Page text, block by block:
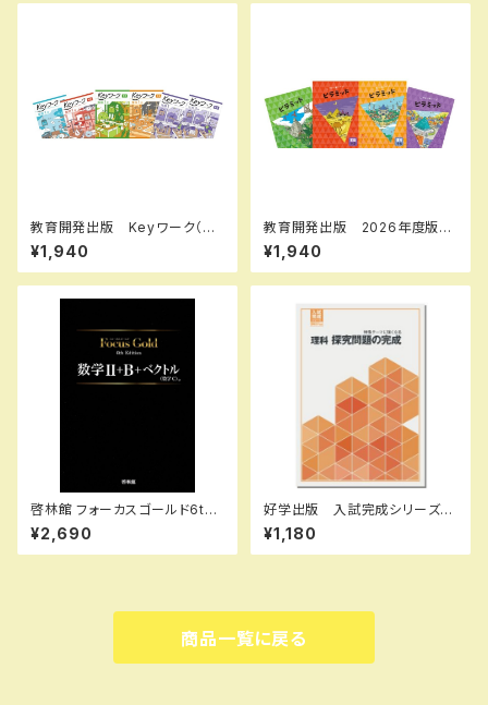
教育開発出版 Keyワーク（キ
ーワーク） 英語 中1～３（ご
選択ください） 2026年度版
新品完全セット
¥1,940
教育開発出版 2026年度版
ピラミッド 社会 小5，6 各
学年（選択ください） 問題集本
体と別冊解答つき 新品完全セ
¥1,940
啓林館 フォーカスゴールド6th
Edition 数学Ⅱ+B+C（ベクト
ル） 新品 問題集本体と別冊
解答つき ISBN：978440226
¥2,690
好学出版 入試完成シリーズ
理科 探求問題の完成 2026
年度版 新品完全セット ISB
N：B0D3B7KHSZ ISBN-1
¥1,180
商品一覧に戻る